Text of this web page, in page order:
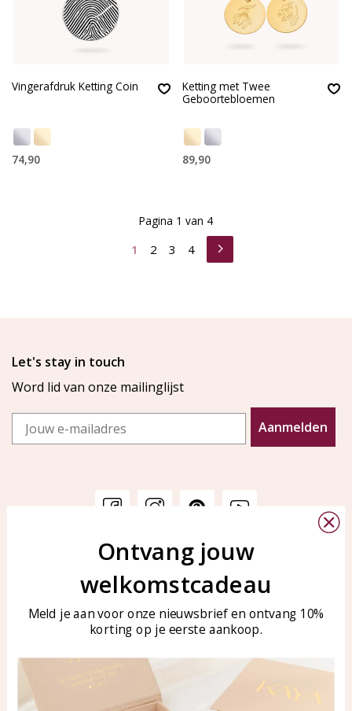
Vingerafdruk Ketting Coin
74,90
Ketting met Twee
Geboortebloemen
89,90
1 2 3 4
Pagina 1 van 4
Let's stay in touch
Word lid van onze mailinglijst
Email
Aanmelden
Veelgestelde vragen
Sieraden onderhouden
KAYA Sieraden
Bellen of WhatsApp Ma-Vr
tussen 09:00-17:00
Tel: 0850003187
WhatsApp: 0850003187
klantenservice@kayasierade
Ontvang jouw
welkomstcadeau
Meld je aan voor onze nieuwsbrief en ontvang 10%
korting op je eerste aankoop.